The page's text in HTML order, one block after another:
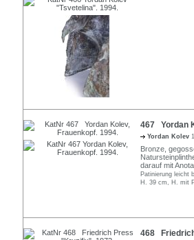
467 Yordan
Yordan Kolev
Bronze,
darauf mit
Patinierung leicht
H. 39 cm, H. mit
468